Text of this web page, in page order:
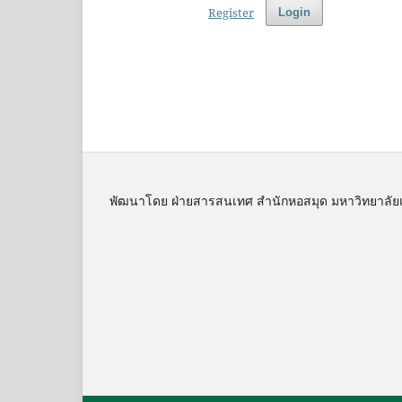
Login
Register
พัฒนาโดย ฝ่ายสารสนเทศ สำนักหอสมุด มหาวิทยาลัย